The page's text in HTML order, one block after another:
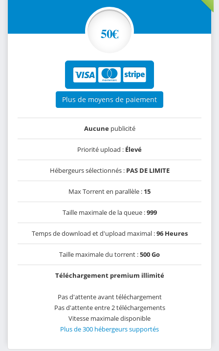
50€
Plus de moyens de paiement
Aucunepublicité
Priorité upload : Élevé
Hébergeurs sélectionnés : PAS DE LIMITE
Max Torrent en parallèle : 15
Taille maximale de la queue :999
Temps de download et d'upload maximal :96 Heures
Taille maximale du torrent :500 Go
Téléchargement premium illimité
Pas d'attente avant téléchargement
Pas d'attente entre 2 téléchargements
Vitesse maximale disponible
Plus de 300 hébergeurs supportés